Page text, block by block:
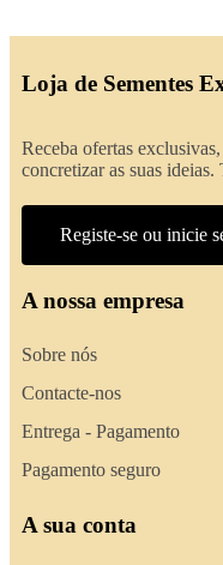
Loja de Sementes
Receba ofertas
concretizar as suas
Registe-se ou inicie
A nossa empresa
Sobre nós
Contacte-nos
Entrega - Pagamento
Pagamento seguro
A sua conta